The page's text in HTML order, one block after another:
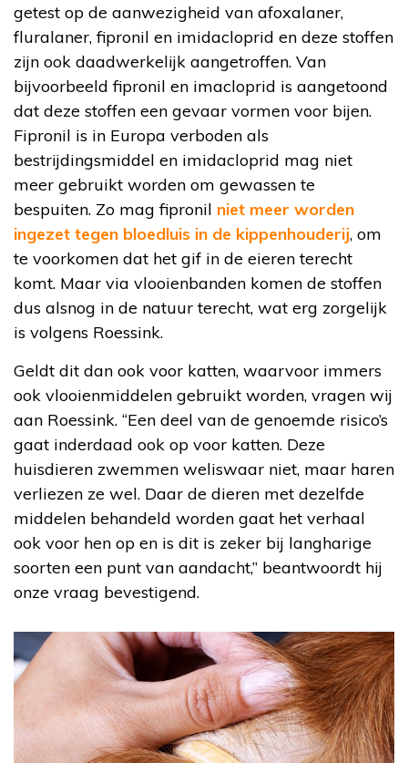
getest op de aanwezigheid van afoxalaner,
fluralaner, fipronil en imidacloprid en deze stoffen
zijn ook daadwerkelijk aangetroffen. Van
bijvoorbeeld fipronil en imacloprid is aangetoond
dat deze stoffen een gevaar vormen voor bijen.
Fipronil is in Europa verboden als
bestrijdingsmiddel en imidacloprid mag niet
meer gebruikt worden om gewassen te
bespuiten. Zo mag fipronil niet meer worden
ingezet tegen bloedluis in de kippenhouderij, om
te voorkomen dat het gif in de eieren terecht
komt. Maar via vlooienbanden komen de stoffen
dus alsnog in de natuur terecht, wat erg zorgelijk
is volgens Roessink.
Geldt dit dan ook voor katten, waarvoor immers
ook vlooienmiddelen gebruikt worden, vragen wij
aan Roessink. “Een deel van de genoemde risico’s
gaat inderdaad ook op voor katten. Deze
huisdieren zwemmen weliswaar niet, maar haren
verliezen ze wel. Daar de dieren met dezelfde
middelen behandeld worden gaat het verhaal
ook voor hen op en is dit is zeker bij langharige
soorten een punt van aandacht,” beantwoordt hij
onze vraag bevestigend.